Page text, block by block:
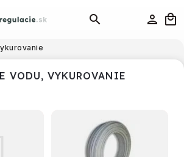
VODU, VYKUROVANIE